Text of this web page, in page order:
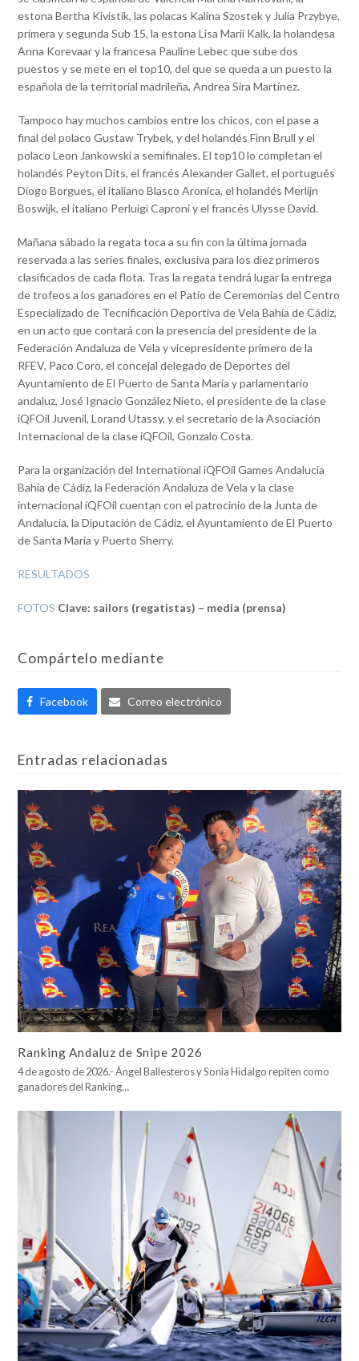
estona Bertha Kivistik, las polacas Kalina Szostek y Julia Przybye,
primera y segunda Sub 15, la estona Lisa Marii Kalk, la holandesa
Anna Korevaar y la francesa Pauline Lebec que sube dos
puestos y se mete en el top10, del que se queda a un puesto la
española de la territorial madrileña, Andrea Sira Martínez.
Tampoco hay muchos cambios entre los chicos, con el pase a
final del polaco Gustaw Trybek, y del holandés Finn Brull y el
polaco Leon Jankowski a semifinales. El top10 lo completan el
holandés Peyton Dits, el francés Alexander Gallet, el portugués
Diogo Borgues, el italiano Blasco Aronica, el holandés Merlijn
Boswijk, el italiano Perluigi Caproni y el francés Ulysse David.
Mañana sábado la regata toca a su fin con la última jornada
reservada a las series finales, exclusiva para los diez primeros
clasificados de cada flota. Tras la regata tendrá lugar la entrega
de trofeos a los ganadores en el Patio de Ceremonias del Centro
Especializado de Tecnificación Deportiva de Vela Bahía de Cádiz,
en un acto que contará con la presencia del presidente de la
Federación Andaluza de Vela y vicepresidente primero de la
RFEV, Paco Coro, el concejal delegado de Deportes del
Ayuntamiento de El Puerto de Santa María y parlamentario
andaluz, José Ignacio González Nieto, el presidente de la clase
iQFOil Juvenil, Lorand Utassy, y el secretario de la Asociación
Internacional de la clase iQFOil, Gonzalo Costa.
Para la organización del International iQFOil Games Andalucía
Bahía de Cádiz, la Federación Andaluza de Vela y la clase
internacional iQFOil cuentan con el patrocinio de la Junta de
Andalucía, la Diputación de Cádiz, el Ayuntamiento de El Puerto
de Santa María y Puerto Sherry.
RESULTADOS
FOTOS Clave: sailors (regatistas) – media (prensa)
Compártelo mediante
Facebook Correo electrónico
Entradas relacionadas
Ranking Andaluz de Snipe 2026
4 de agosto de 2026.- Ángel Ballesteros y Sonia Hidalgo repiten como
ganadores del Ranking…